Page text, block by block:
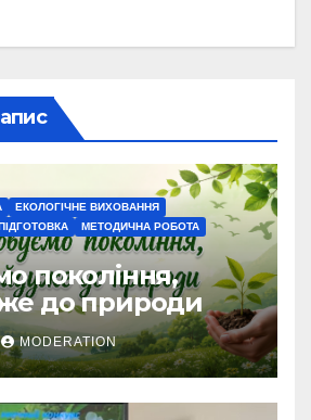
ЕКОЛОГІЧНЕ ВИХОВАННЯ
МЕТОДИЧНА РОБОТА
покоління,
до природи
MODERATION